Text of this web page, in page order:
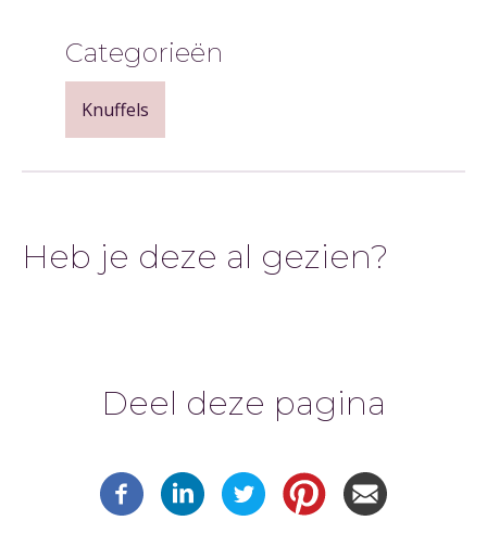
Categorieën
Knuffels
Heb je deze al gezien?
Deel deze pagina